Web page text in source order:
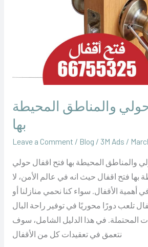
والمناطق المحيطة
بها
Leave a Comment / Blog / /
والمناطق المحيطة بها فتح اقفال حولي
بها فتح اقفال حيث انه في عالم الأمن، لا
أهمية الأقفال. سواء كنا نحمي منازلنا أو
تلعب دورًا محوريًا في توفير راحة البال
المحتملة. في هذا الدليل الشامل، سوف
نتعمق في تعقيدات كل من الأقفال